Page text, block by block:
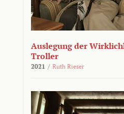
Auslegung der
Troller
2021 / Ruth Rieser